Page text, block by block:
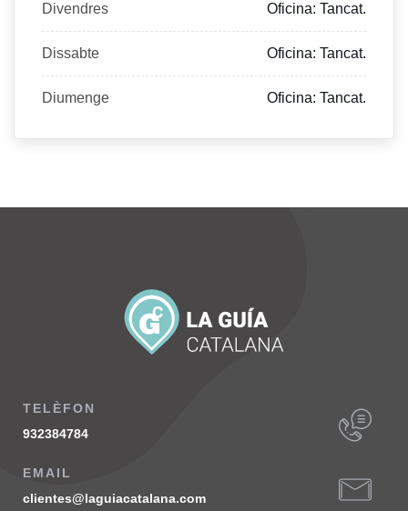
Divendres Oficina: Tancat.
Dissabte Oficina: Tancat.
Diumenge Oficina: Tancat.
TELÈFON
932384784
EMAIL
clientes@laguiacatalana.com